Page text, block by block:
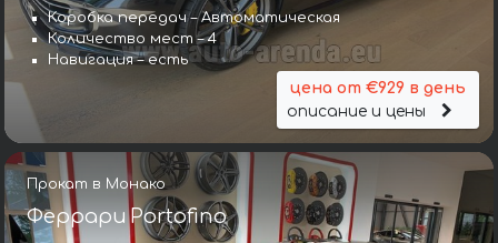
Коробка передач – Автоматическая
Количество мест – 4
Навигация – есть
цена от €929 в день
описание и цены
Прокат в Монако
Феррари Portofino